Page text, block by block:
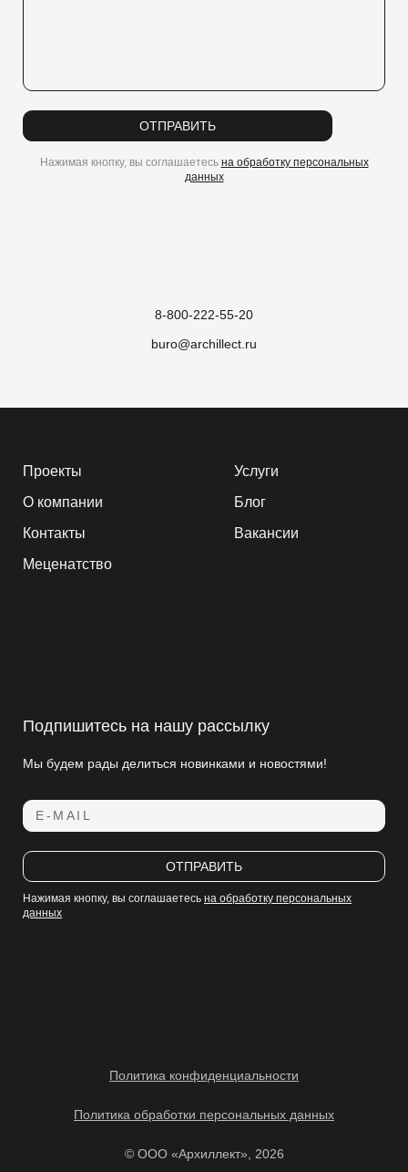
8-800-222-55-20
buro@archillect.ru
ОТПРАВИТЬ
Нажимая кнопку, вы соглашаетесь на обработку персональных
данных
Подпишитесь на нашу рассылку
Мы будем рады делиться новинками и новостями!
E-MAIL
ОТПРАВИТЬ
Нажимая кнопку, вы соглашаетесьна обработку персональных
данных
Проекты
Услуги
О компании
Блог
Контакты
Вакансии
Меценатство
Политика конфиденциальности
Политика обработки персональных данных
© ООО «Архиллект», 2026